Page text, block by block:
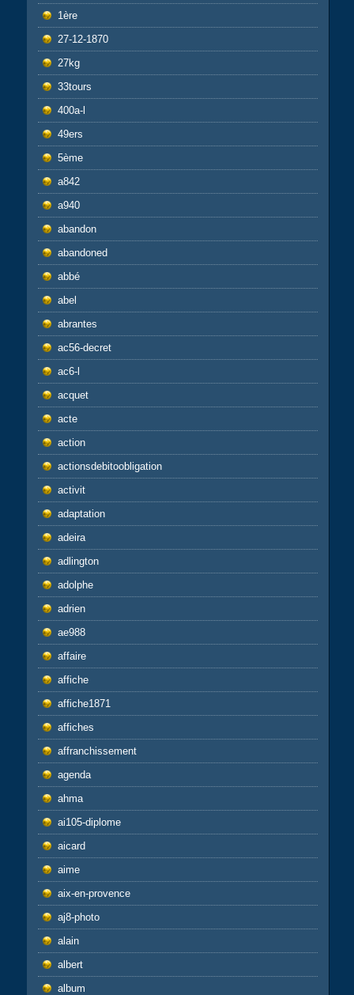
1ère
27-12-1870
27kg
33tours
400a-l
49ers
5ème
a842
a940
abandon
abandoned
abbé
abel
abrantes
ac56-decret
ac6-l
acquet
acte
action
actionsdebitoobligation
activit
adaptation
adeira
adlington
adolphe
adrien
ae988
affaire
affiche
affiche1871
affiches
affranchissement
agenda
ahma
ai105-diplome
aicard
aime
aix-en-provence
aj8-photo
alain
albert
album